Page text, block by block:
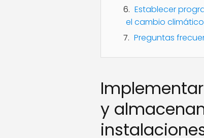
Establecer
el cambio
Preguntas
y